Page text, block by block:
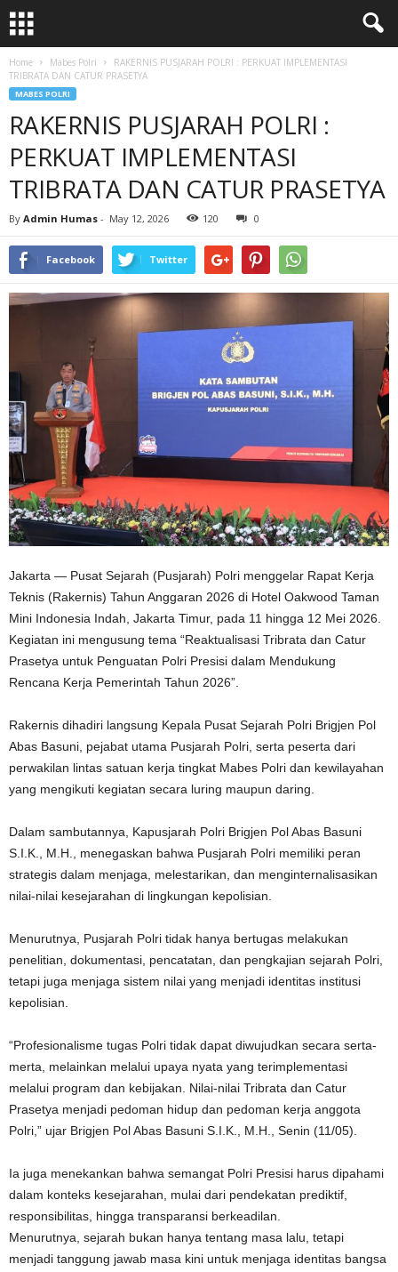
Home Mabes Polri
RAKERNIS PUSJARAH POLRI : PERKUAT IMPLEMENTASI
TRIBRATA DAN CATUR PRASETYA
MABES POLRI
RAKERNIS PUSJARAH POLRI :
PERKUAT IMPLEMENTASI
TRIBRATA DAN CATUR PRASETYA
By Admin Humas - May 12, 2026 120 0
Facebook Twitter
Jakarta — Pusat Sejarah (Pusjarah) Polri menggelar Rapat Kerja
Teknis (Rakernis) Tahun Anggaran 2026 di Hotel Oakwood Taman
Mini Indonesia Indah, Jakarta Timur, pada 11 hingga 12 Mei 2026.
Kegiatan ini mengusung tema “Reaktualisasi Tribrata dan Catur
Prasetya untuk Penguatan Polri Presisi dalam Mendukung
Rencana Kerja Pemerintah Tahun 2026”.
Rakernis dihadiri langsung Kepala Pusat Sejarah Polri Brigjen Pol
Abas Basuni, pejabat utama Pusjarah Polri, serta peserta dari
perwakilan lintas satuan kerja tingkat Mabes Polri dan kewilayahan
yang mengikuti kegiatan secara luring maupun daring.
Dalam sambutannya, Kapusjarah Polri Brigjen Pol Abas Basuni
S.I.K., M.H., menegaskan bahwa Pusjarah Polri memiliki peran
strategis dalam menjaga, melestarikan, dan menginternalisasikan
nilai-nilai kesejarahan di lingkungan kepolisian.
Menurutnya, Pusjarah Polri tidak hanya bertugas melakukan
penelitian, dokumentasi, pencatatan, dan pengkajian sejarah Polri,
tetapi juga menjaga sistem nilai yang menjadi identitas institusi
kepolisian.
“Profesionalisme tugas Polri tidak dapat diwujudkan secara serta-
merta, melainkan melalui upaya nyata yang terimplementasi
melalui program dan kebijakan. Nilai-nilai Tribrata dan Catur
Prasetya menjadi pedoman hidup dan pedoman kerja anggota
Polri,” ujar Brigjen Pol Abas Basuni S.I.K., M.H., Senin (11/05).
Ia juga menekankan bahwa semangat Polri Presisi harus dipahami
dalam konteks kesejarahan, mulai dari pendekatan prediktif,
responsibilitas, hingga transparansi berkeadilan.
Menurutnya, sejarah bukan hanya tentang masa lalu, tetapi
menjadi tanggung jawab masa kini untuk menjaga identitas bangsa